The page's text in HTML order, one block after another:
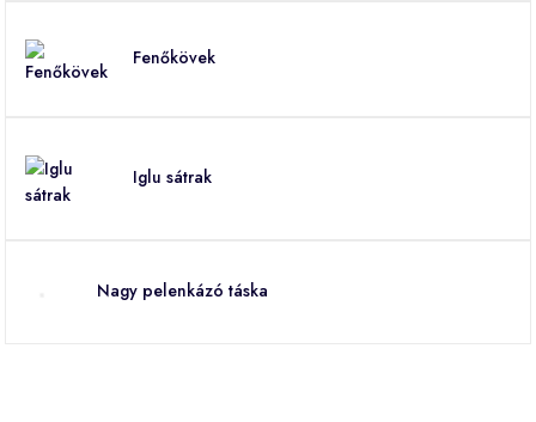
Fenőkövek
Iglu sátrak
Nagy pelenkázó táska